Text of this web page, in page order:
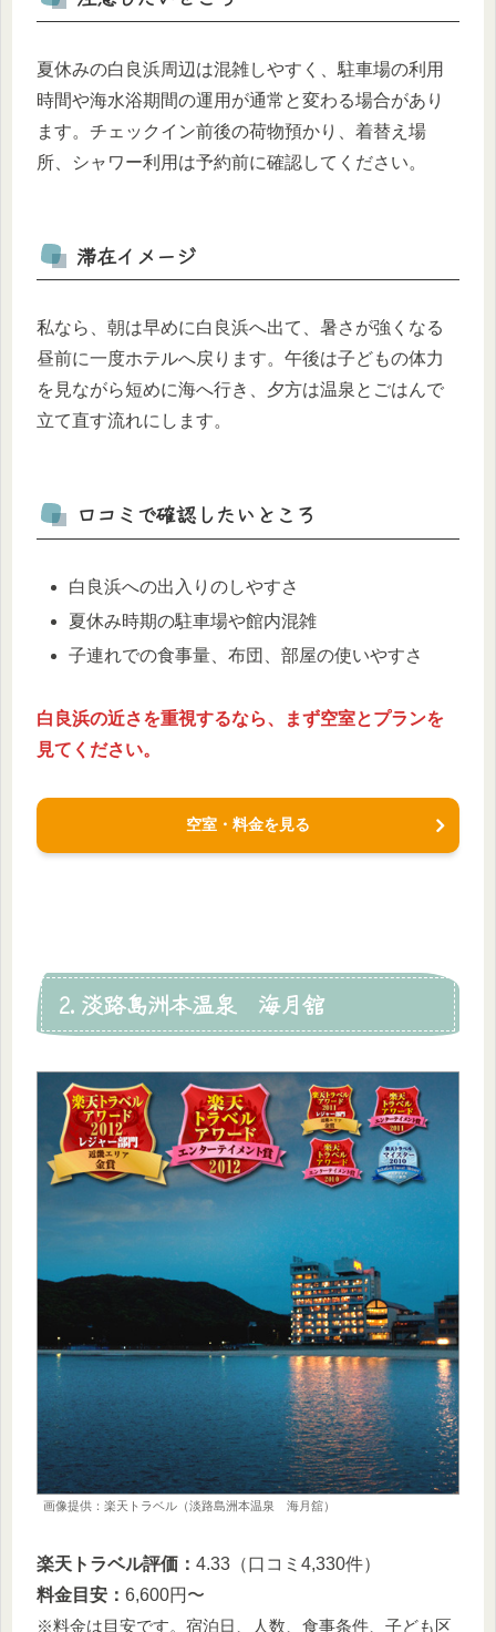
夏休みの白良浜周辺は混雑しやすく、駐車場の利用
時間や海水浴期間の運用が通常と変わる場合があり
ます。チェックイン前後の荷物預かり、着替え場
所、シャワー利用は予約前に確認してください。
滞在イメージ
私なら、朝は早めに白良浜へ出て、暑さが強くなる
昼前に一度ホテルへ戻ります。午後は子どもの体力
を見ながら短めに海へ行き、夕方は温泉とごはんで
立て直す流れにします。
口コミで確認したいところ
白良浜への出入りのしやすさ
夏休み時期の駐車場や館内混雑
子連れでの食事量、布団、部屋の使いやすさ
白良浜の近さを重視するなら、まず空室とプランを
見てください。
空室・料金を見る
2. 淡路島洲本温泉 海月舘
画像提供：楽天トラベル（淡路島洲本温泉 海月舘）
楽天トラベル評価： 4.33（口コミ4,330件）
料金目安： 6,600円〜
※料金は目安です。宿泊日、人数、食事条件、子ども区